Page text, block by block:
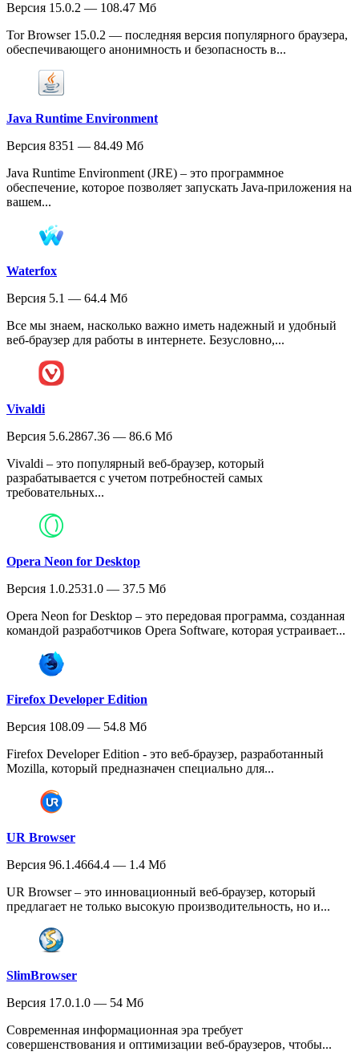
Версия 15.0.2 — 108.47 Мб
Tor Browser 15.0.2 — последняя версия популярного браузера,
обеспечивающего анонимность и безопасность в...
Java Runtime Environment
Версия 8351 — 84.49 Мб
Java Runtime Environment (JRE) – это программное
обеспечение, которое позволяет запускать Java-приложения на
вашем...
Waterfox
Версия 5.1 — 64.4 Мб
Все мы знаем, насколько важно иметь надежный и удобный
веб-браузер для работы в интернете. Безусловно,...
Vivaldi
Версия 5.6.2867.36 — 86.6 Мб
Vivaldi – это популярный веб-браузер, который
разрабатывается с учетом потребностей самых
требовательных...
Opera Neon for Desktop
Версия 1.0.2531.0 — 37.5 Мб
Opera Neon for Desktop – это передовая программа, созданная
командой разработчиков Opera Software, которая устраивает...
Firefox Developer Edition
Версия 108.09 — 54.8 Мб
Firefox Developer Edition - это веб-браузер, разработанный
Mozilla, который предназначен специально для...
UR Browser
Версия 96.1.4664.4 — 1.4 Мб
UR Browser – это инновационный веб-браузер, который
предлагает не только высокую производительность, но и...
SlimBrowser
Версия 17.0.1.0 — 54 Мб
Современная информационная эра требует
совершенствования и оптимизации веб-браузеров, чтобы...